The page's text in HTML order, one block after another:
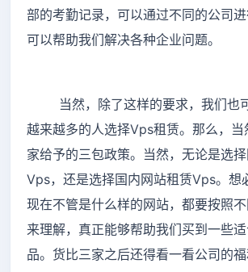
部的考勤记录，可以通过不同的公司
可以帮助我们解决各种企业问题。
当然，除了这样的要求，我们也
越来越多的人选择Vps租赁。那么，当
家给予的三包政策。当然，无论是选
Vps，还是选择国内网站租赁Vps。想
现在不管是什么样的网站，都要按照
来理解，真正能够帮助我们买到一些
品。货比三家之后还得看一看公司的